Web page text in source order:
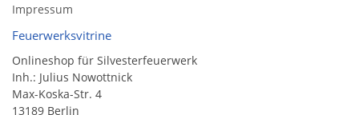
Impressum
Feuerwerksvitrine
Onlineshop für Silvesterfeuerwerk
Inh.: Julius Nowottnick
Max-Koska-Str. 4
13189 Berlin